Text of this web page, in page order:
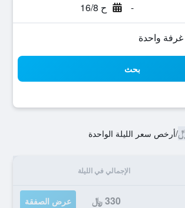
- ح 16/8
بحث
/أرخص سعر الليلة الواحدة
الإجمالي في الليلة
330 ﷼ عرض الصفقة